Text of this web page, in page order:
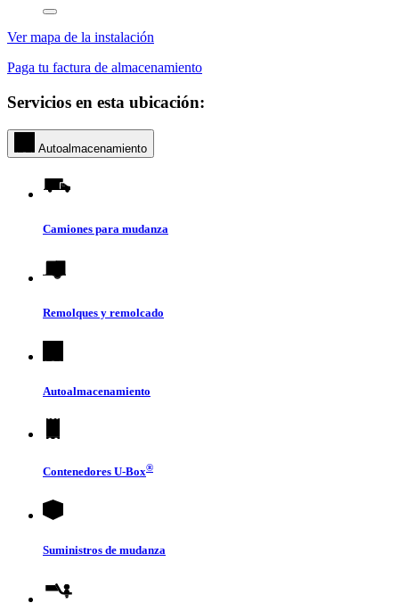
Ver mapa de la instalación
Paga tu factura de almacenamiento
Servicios en esta ubicación:
Autoalmacenamiento
Camiones para mudanza
Remolques y remolcado
Autoalmacenamiento
Contenedores U-Box®
Suministros de mudanza